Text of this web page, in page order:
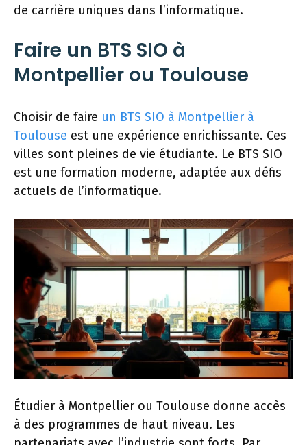
de carrière uniques dans l’informatique.
Faire un BTS SIO à
Montpellier ou Toulouse
Choisir de faire un BTS SIO à Montpellier à
Toulouse est une expérience enrichissante. Ces
villes sont pleines de vie étudiante. Le BTS SIO
est une formation moderne, adaptée aux défis
actuels de l’informatique.
Étudier à Montpellier ou Toulouse donne accès
à des programmes de haut niveau. Les